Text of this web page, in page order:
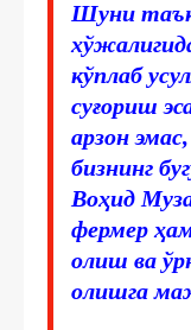
Шуни
кўплаб
суғориш
арзон
бизнинг
Воҳид
фермер
олиш ва
олишга